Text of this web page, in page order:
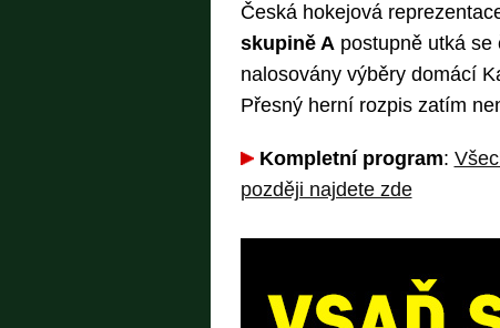
Česká hokejová
skupině A postupně utká
nalosovány výběry domácí
Přesný herní rozpis zatím
Kompletní program:
později najdete zde